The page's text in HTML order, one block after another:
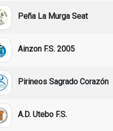
Peña La Murga Seat
Ainzon F.S. 2005
Pirineos Sagrado Corazón
A.D. Utebo F.S.